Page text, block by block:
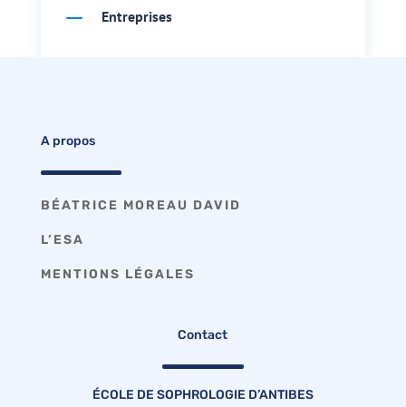
K Entreprises
A propos
BÉATRICE MOREAU DAVID
L’ESA
MENTIONS LÉGALES
Contact
ÉCOLE DE SOPHROLOGIE D’ANTIBES